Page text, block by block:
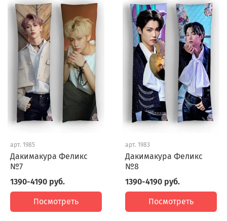
арт. 1985
Дакимакура Феликс
№7
1390-4190 руб.
Посмотреть
арт. 1983
Дакимакура Феликс
№8
1390-4190 руб.
Посмотреть